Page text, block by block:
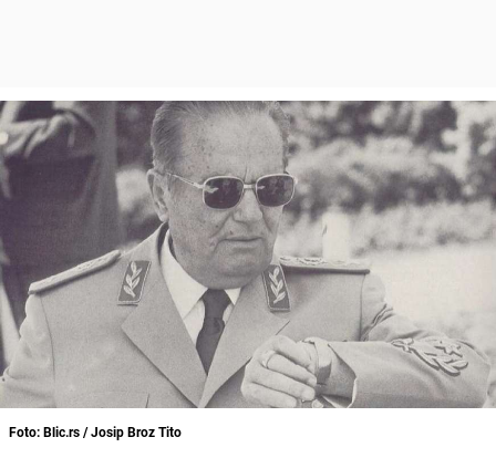
Foto: Blic.rs / Josip Broz Tito